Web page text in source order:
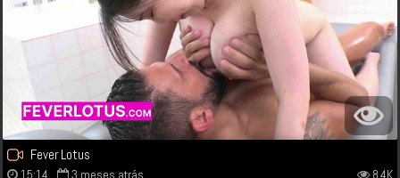
Fever Lotus
15:14 3 meses atrás 8.4K